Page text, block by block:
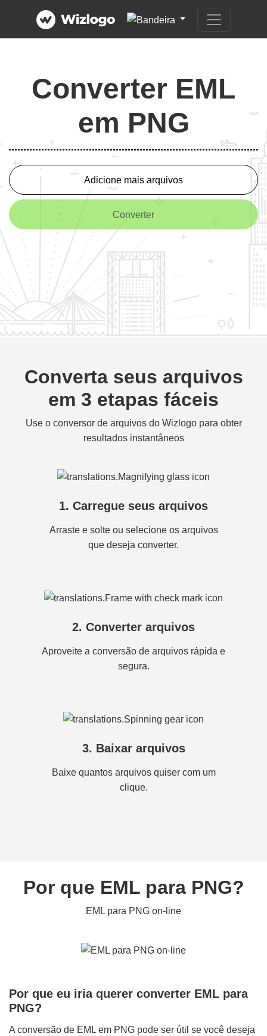
Converter EML
em PNG
Adicione mais arquivos
Converter
Converta seus arquivos
em 3 etapas fáceis
Use o conversor de arquivos do Wizlogo para obter
resultados instantâneos
1. Carregue seus arquivos
Arraste e solte ou selecione os arquivos
que deseja converter.
2. Converter arquivos
Aproveite a conversão de arquivos rápida e
segura.
3. Baixar arquivos
Baixe quantos arquivos quiser com um
clique.
Por que EML para PNG?
EML para PNG on-line
Por que eu iria querer converter EML para
PNG?
A conversão de EML em PNG pode ser útil se você deseja